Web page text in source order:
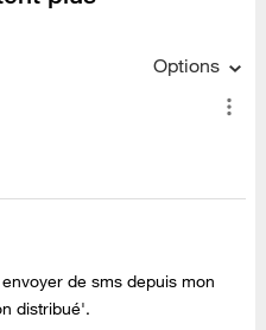
Options
de sms depuis mon
distribué'.